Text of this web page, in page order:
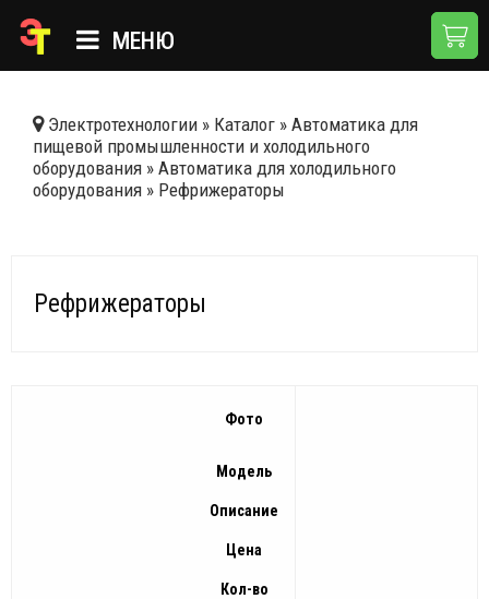
МЕНЮ
КАТАЛОГ
О КОМПАНИИ
Электротехнологии » Каталог » Автоматика для
пищевой промышленности и холодильного
оборудования » Автоматика для холодильного
оборудования » Рефрижераторы
Рефрижераторы
Фото
Модель
Описание
Цена
Кол-во